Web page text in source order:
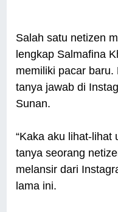
Salah satu netizen
lengkap Salmafina
memiliki pacar
tanya jawab di
Sunan.
“Kaka aku lihat-lihat
tanya seorang
melansir dari
lama ini.